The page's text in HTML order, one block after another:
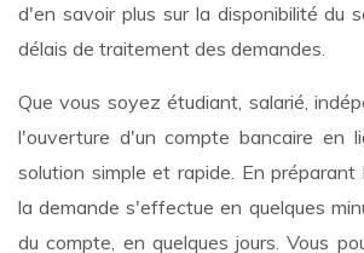
d'en savoir plus sur la disponibilité du
délais de traitement des demandes.
Que vous soyez étudiant, salarié,
l'ouverture d'un compte bancaire en
solution simple et rapide. En préparant
la demande s'effectue en quelques
du compte, en quelques jours. Vous